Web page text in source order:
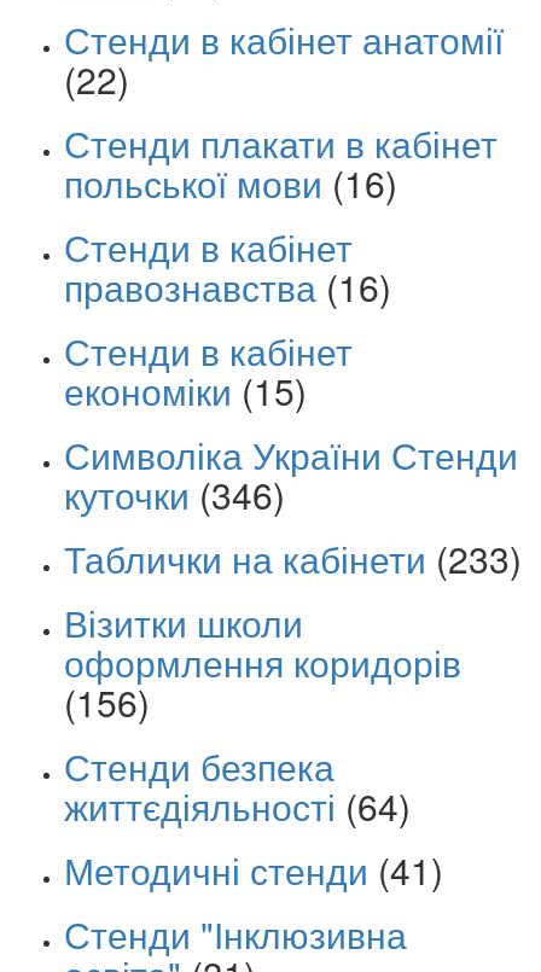
Стенди в кабінет анатомії
(22)
Стенди плакати в кабінет
польської мови (16)
Стенди в кабінет
правознавства (16)
Стенди в кабінет
економіки (15)
Символіка України Стенди
куточки (346)
Таблички на кабінети (233)
Візитки школи
оформлення коридорів
(156)
Стенди безпека
життєдіяльності (64)
Методичні стенди (41)
Стенди "Інклюзивна